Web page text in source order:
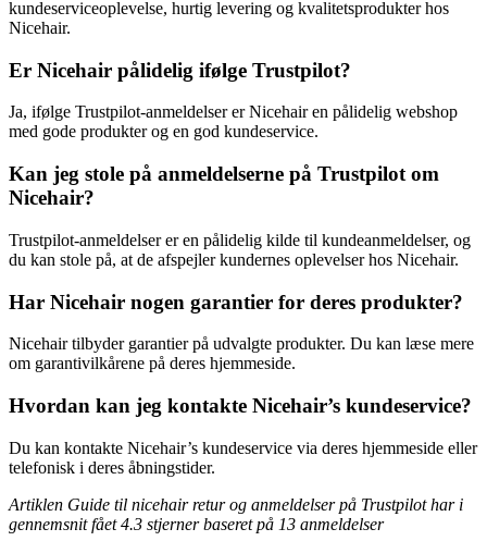
kundeserviceoplevelse, hurtig levering og kvalitetsprodukter hos
Nicehair.
Er Nicehair pålidelig ifølge Trustpilot?
Ja, ifølge Trustpilot-anmeldelser er Nicehair en pålidelig webshop
med gode produkter og en god kundeservice.
Kan jeg stole på anmeldelserne på Trustpilot om
Nicehair?
Trustpilot-anmeldelser er en pålidelig kilde til kundeanmeldelser, og
du kan stole på, at de afspejler kundernes oplevelser hos Nicehair.
Har Nicehair nogen garantier for deres produkter?
Nicehair tilbyder garantier på udvalgte produkter. Du kan læse mere
om garantivilkårene på deres hjemmeside.
Hvordan kan jeg kontakte Nicehair’s kundeservice?
Du kan kontakte Nicehair’s kundeservice via deres hjemmeside eller
telefonisk i deres åbningstider.
Artiklen Guide til nicehair retur og anmeldelser på Trustpilot har i
gennemsnit fået4.3 stjerner baseret på 13 anmeldelser